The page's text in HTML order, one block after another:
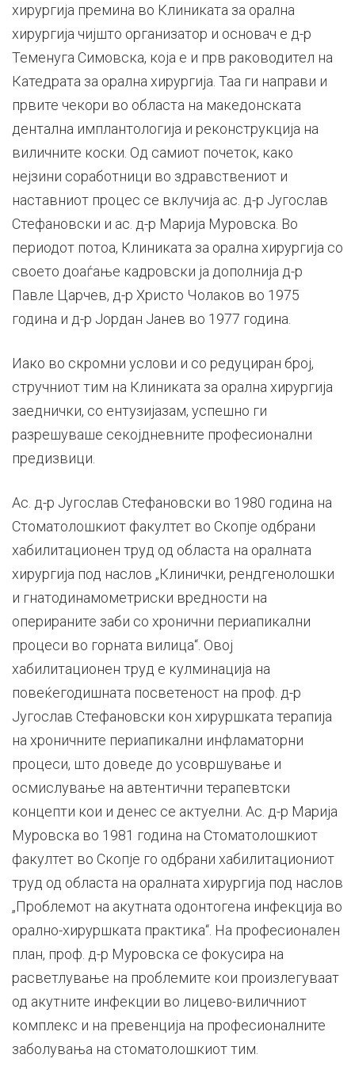
хирургија премина во Клиниката за орална
хирургија чијшто организатор и основач е д-р
Теменуга Симовска, која е и прв раководител на
Катедрата за орална хирургија. Таа ги направи и
првите чекори во областа на македонската
дентална имплантологија и реконструкција на
виличните коски. Од самиот почеток, како
нејзини соработници во здравствениот и
наставниот процес се вклучија ас. д-р Југослав
Стефановски и ас. д-р Марија Муровска. Во
периодот потоа, Клиниката за орална хирургија со
своето доаѓање кадровски ја дополнија д-р
Павле Царчев, д-р Христо Чолаков во 1975
година и д-р Јордан Јанев во 1977 година.
Иако во скромни услови и со редуциран број,
стручниот тим на Клиниката за орална хирургија
заеднички, со ентузијазам, успешно ги
разрешуваше секојдневните професионални
предизвици.
Ас. д-р Југослав Стефановски во 1980 година на
Стоматолошкиот факултет во Скопје одбрани
хабилитационен труд од областа на оралната
хирургија под наслов „Клинички, рендгенолошки
и гнатодинамометриски вредности на
оперираните заби со хронични периапикални
процеси во горната вилица“. Овој
хабилитационен труд е кулминација на
повеќегодишната посветеност на проф. д-р
Југослав Стефановски кон хируршката терапија
на хроничните периапикални инфламаторни
процеси, што доведе до усовршување и
осмислување на автентични терапевтски
концепти кои и денес се актуелни. Ас. д-р Марија
Муровска во 1981 година на Стоматолошкиот
факултет во Скопје го одбрани хабилитациониот
труд од областа на оралната хирургија под наслов
„Проблемот на акутната одонтогена инфекција во
орално-хируршката практика“. На професионален
план, проф. д-р Муровска се фокусира на
расветлување на проблемите кои произлегуваат
од акутните инфекции во лицево-виличниот
комплекс и на превенција на професионалните
заболувања на стоматолошкиот тим.